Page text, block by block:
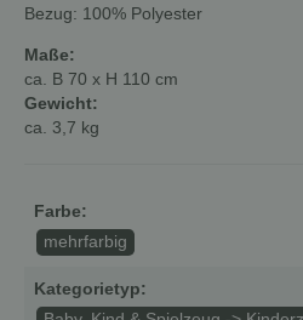
Bezug: 100% Polyester
Maße:
ca. B 70 x H 110 cm
Gewicht:
ca. 3,7 kg
Farbe:
mehrfarbig
Kategorietyp: